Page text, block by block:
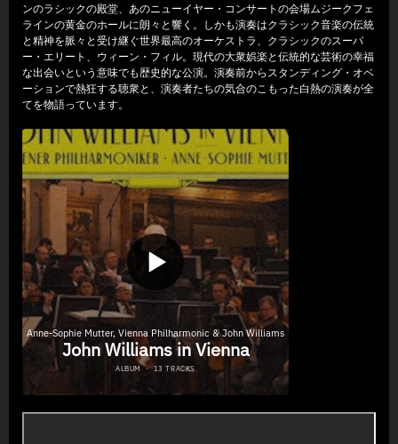
ンのラシックの殿堂、あのニューイヤー・コンサートの会場ムジークフェ
ラインの黄金のホールに朗々と響く。しかも演奏はクラシック音楽の伝統
と精神を脈々と受け継ぐ世界最高のオーケストラ、クラシックのスーパ
ー・エリート、ウィーン・フィル。現代の大衆娯楽と伝統的な芸術の幸福
な出会いという意味でも歴史的な公演。演奏前からスタンディング・オベ
ーションで熱狂する聴衆と、演奏者たちの気合のこもった白熱の演奏が全
てを物語っています。